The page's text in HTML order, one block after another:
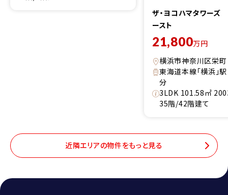
ザ・ヨコハマタワーズ
ースト
21,800万円
横浜市神奈川区栄町
東海道本線「横浜
分
3LDK 101.58㎡
35階/42階建て
近隣エリアの物件をもっと見る